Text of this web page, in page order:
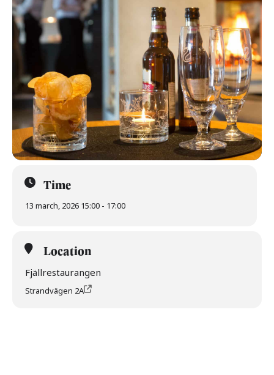
Time
13 march, 2026 15:00 - 17:00
Location
Fjällrestaurangen
Strandvägen 2A